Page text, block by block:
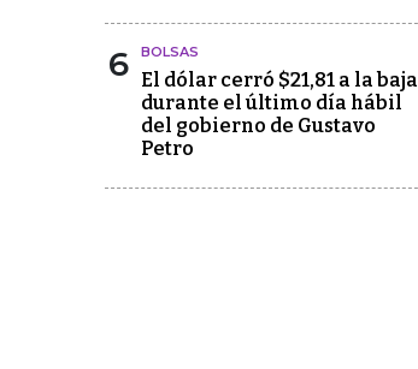
6 BOLSAS
El dólar cerró $21,81 a la baja
durante el último día hábil
del gobierno de Gustavo
Petro